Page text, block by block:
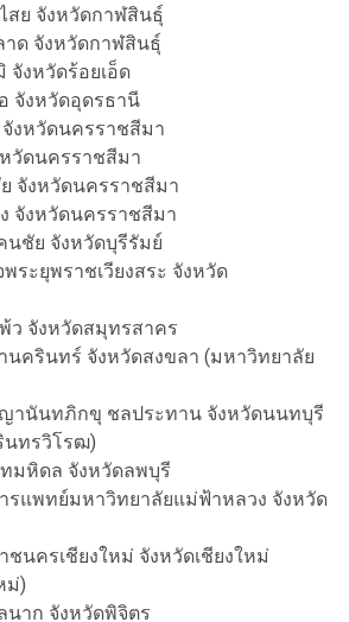
สย จังหวัดกาฬสินธุ์
าด จังหวัดกาฬสินธุ์
จังหวัดร้อยเอ็ด
จังหวัดอุดรธานี
งหวัดนครราชสีมา
วัดนครราชสีมา
จังหวัดนครราชสีมา
จังหวัดนครราชสีมา
นชัย จังหวัดบุรีรัมย์
ระยุพราชเวียงสระ จังหวัด
ว จังหวัดสมุทรสาคร
นครินทร์ จังหวัดสงขลา (มหาวิทยาลัย
านันทภิกขุ ชลประทาน จังหวัดนนทบุรี
นทรวิโรฒ)
มหิดล จังหวัดลพบุรี
รแพทย์มหาวิทยาลัยแม่ฟ้าหลวง จังหวัด
ชนครเชียงใหม่ จังหวัดเชียงใหม่
ม่)
นาก จังหวัดพิจิตร